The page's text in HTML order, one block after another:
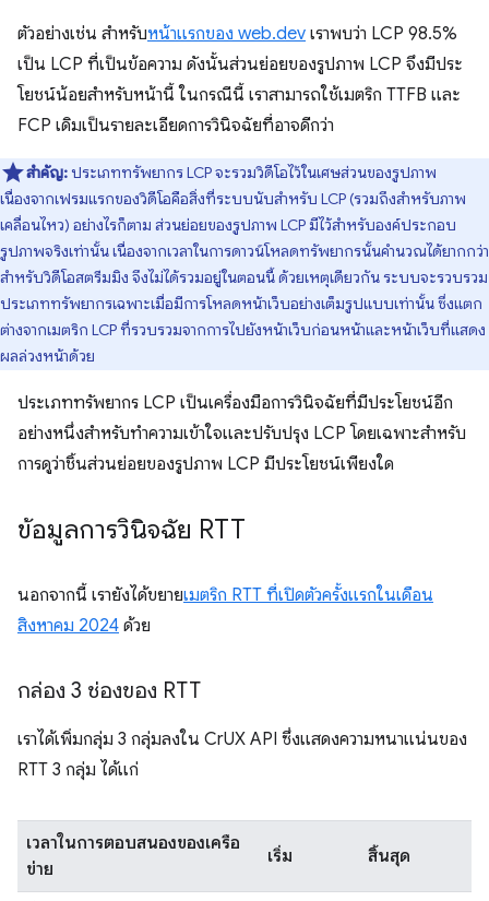
ตัวอย่างเช่น สําหรับหน้าแรกของ web.dev เราพบว่า LCP 98.5%
เป็น LCP ที่เป็นข้อความ ดังนั้นส่วนย่อยของรูปภาพ LCP จึงมีประ
โยชน์น้อยสําหรับหน้านี้ ในกรณีนี้ เราสามารถใช้เมตริก TTFB และ
FCP เดิมเป็นรายละเอียดการวินิจฉัยที่อาจดีกว่า
สำคัญ: ประเภททรัพยากร LCP จะรวมวิดีโอไว้ในเศษส่วนของรูปภาพ
เนื่องจากเฟรมแรกของวิดีโอคือสิ่งที่ระบบนับสำหรับ LCP (รวมถึงสำหรับภาพ
เคลื่อนไหว) อย่างไรก็ตาม ส่วนย่อยของรูปภาพ LCP มีไว้สำหรับองค์ประกอบ
รูปภาพจริงเท่านั้น เนื่องจากเวลาในการดาวน์โหลดทรัพยากรนั้นคํานวณได้ยากกว่า
สําหรับวิดีโอสตรีมมิง จึงไม่ได้รวมอยู่ในตอนนี้ ด้วยเหตุเดียวกัน ระบบจะรวบรวม
ประเภททรัพยากรเฉพาะเมื่อมีการโหลดหน้าเว็บอย่างเต็มรูปแบบเท่านั้น ซึ่งแตก
ต่างจากเมตริก LCP ที่รวบรวมจากการไปยังหน้าเว็บก่อนหน้าและหน้าเว็บที่แสดง
ผลล่วงหน้าด้วย
ประเภททรัพยากร LCP เป็นเครื่องมือการวินิจฉัยที่มีประโยชน์อีก
อย่างหนึ่งสําหรับทําความเข้าใจและปรับปรุง LCP โดยเฉพาะสําหรับ
การดูว่าชิ้นส่วนย่อยของรูปภาพ LCP มีประโยชน์เพียงใด
ข้อมูลการวินิจฉัย RTT
นอกจากนี้ เรายังได้ขยายเมตริก RTT ที่เปิดตัวครั้งแรกในเดือน
สิงหาคม 2024 ด้วย
กล่อง 3 ช่องของ RTT
เราได้เพิ่มกลุ่ม 3 กลุ่มลงใน CrUX API ซึ่งแสดงความหนาแน่นของ
RTT 3 กลุ่ม ได้แก่
เวลาในการตอบสนองของเครือ
ข่าย
เริ่ม สิ้นสุด